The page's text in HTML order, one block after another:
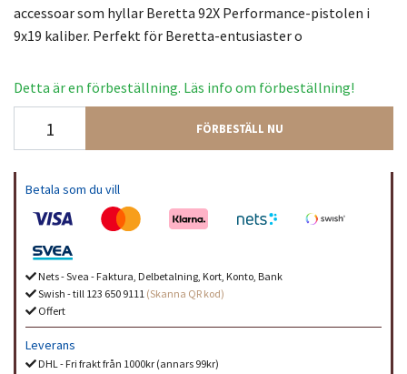
accessoar som hyllar Beretta 92X Performance-pistolen i
9x19 kaliber. Perfekt för Beretta-entusiaster o
Detta är en förbeställning. Läs info om förbeställning!
FÖRBESTÄLL NU
Betala som du vill
Nets - Svea - Faktura, Delbetalning, Kort, Konto, Bank
Swish - till 123 650 9111 (Skanna QR kod)
Offert
Leverans
DHL - Fri frakt från 1000kr (annars 99kr)